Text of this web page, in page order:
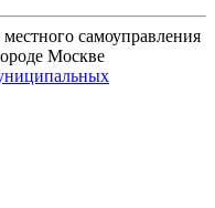
самоуправления
Москве